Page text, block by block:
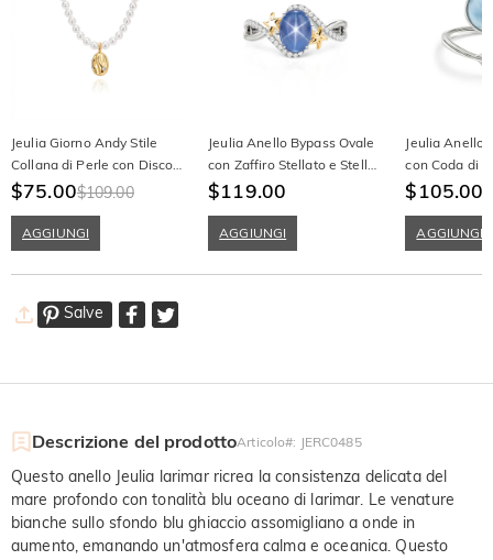
Jeulia Giorno Andy Stile
Collana di Perle con Disco
d'Oro Irregolare
$75.00$109.00
AGGIUNGI
Jeulia Anello Bypass Ovale
con Zaffiro Stellato e Stella
Marina
$119.00
AGGIUNGI
Jeulia Anello
con Coda di
Larimar,
$105.00
AGGIUNGI
Salve
Descrizione del prodottoArticolo#: JERC0485
Questo anello Jeulia larimar ricrea la consistenza delicata del
mare profondo con tonalità blu oceano di larimar. Le venature
bianche sullo sfondo blu ghiaccio assomigliano a onde in
aumento, emanando un'atmosfera calma e oceanica. Questo